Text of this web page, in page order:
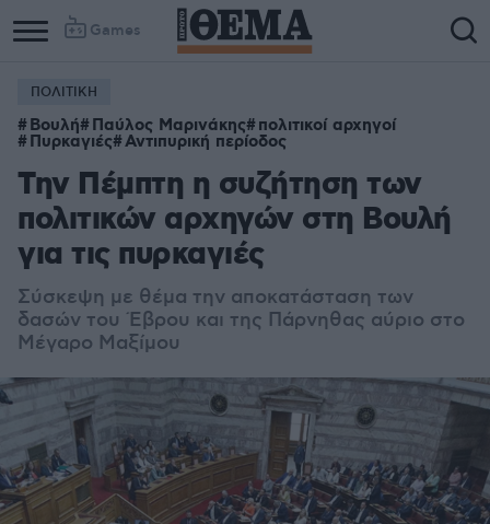
Games
ΠΟΛΙΤΙΚΗ
Βουλή Παύλος Μαρινάκης πολιτικοί αρχηγοί
Πυρκαγιές Αντιπυρική περίοδος
Την Πέμπτη η συζήτηση των
πολιτικών αρχηγών στη Βουλή
για τις πυρκαγιές
Σύσκεψη με θέμα την αποκατάσταση των
δασών του Έβρου και της Πάρνηθας αύριο στο
Μέγαρο Μαξίμου